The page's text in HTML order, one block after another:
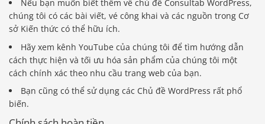
Nếu bạn muốn biết thêm về chủ đề Consultab WordPress,
chúng tôi có các bài viết, vé công khai và các nguồn trong Cơ
sở Kiến thức có thể hữu ích.
Hãy xem kênh YouTube của chúng tôi để tìm hướng dẫn
cách thực hiện và tối ưu hóa sản phẩm của chúng tôi một
cách chính xác theo nhu cầu trang web của bạn.
Bạn cũng có thể sử dụng các Chủ đề WordPress rất phổ
biến.